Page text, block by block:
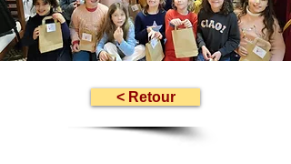
< Retour